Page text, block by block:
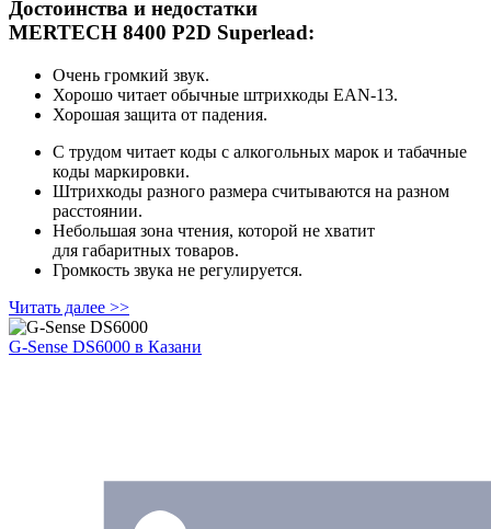
Достоинства и недостатки
MERTECH 8400 P2D Superlead:
Очень громкий звук.
Хорошо читает обычные штрихкоды EAN‑13.
Хорошая защита от падения.
С трудом читает коды с алкогольных марок и табачные
коды маркировки.
Штрихкоды разного размера считываются на разном
расстоянии.
Небольшая зона чтения, которой не хватит
для габаритных товаров.
Громкость звука не регулируется.
Читать далее >>
G-Sense DS6000 в Казани